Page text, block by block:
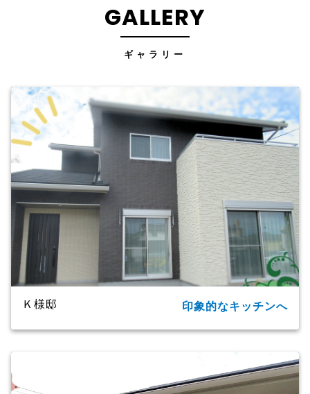
GALLERY
ギャラリー
Ｋ様邸 印象的なキッチンへ
124.20㎡(37.57坪)